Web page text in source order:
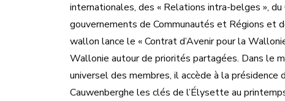
internationales, des « Relations intra-belges »,
gouvernements de Communautés et Régions
wallon lance le « Contrat d’Avenir pour la
Wallonie autour de priorités partagées. Dans le
universel des membres, il accède à la
Cauwenberghe les clés de l’Élysette au